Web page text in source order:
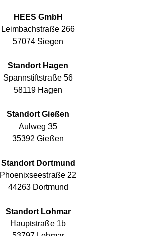
HEES GmbH
Leimbachstraße 266
57074 Siegen
Standort Hagen
Spannstiftstraße 56
58119 Hagen
Standort Gießen
Aulweg 35
35392 Gießen
Standort Dortmund
Phoenixseestraße 22
44263 Dortmund
Standort Lohmar
Hauptstraße 1b